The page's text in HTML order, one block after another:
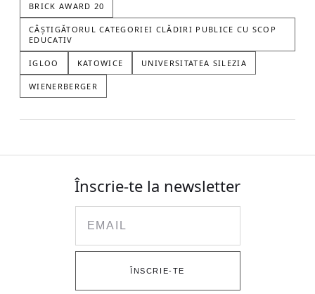
BRICK AWARD 20
CÂȘTIGĂTORUL CATEGORIEI CLĂDIRI PUBLICE CU SCOP
EDUCATIV
IGLOO KATOWICE UNIVERSITATEA SILEZIA
WIENERBERGER
Înscrie-te la newsletter
ÎNSCRIE-TE